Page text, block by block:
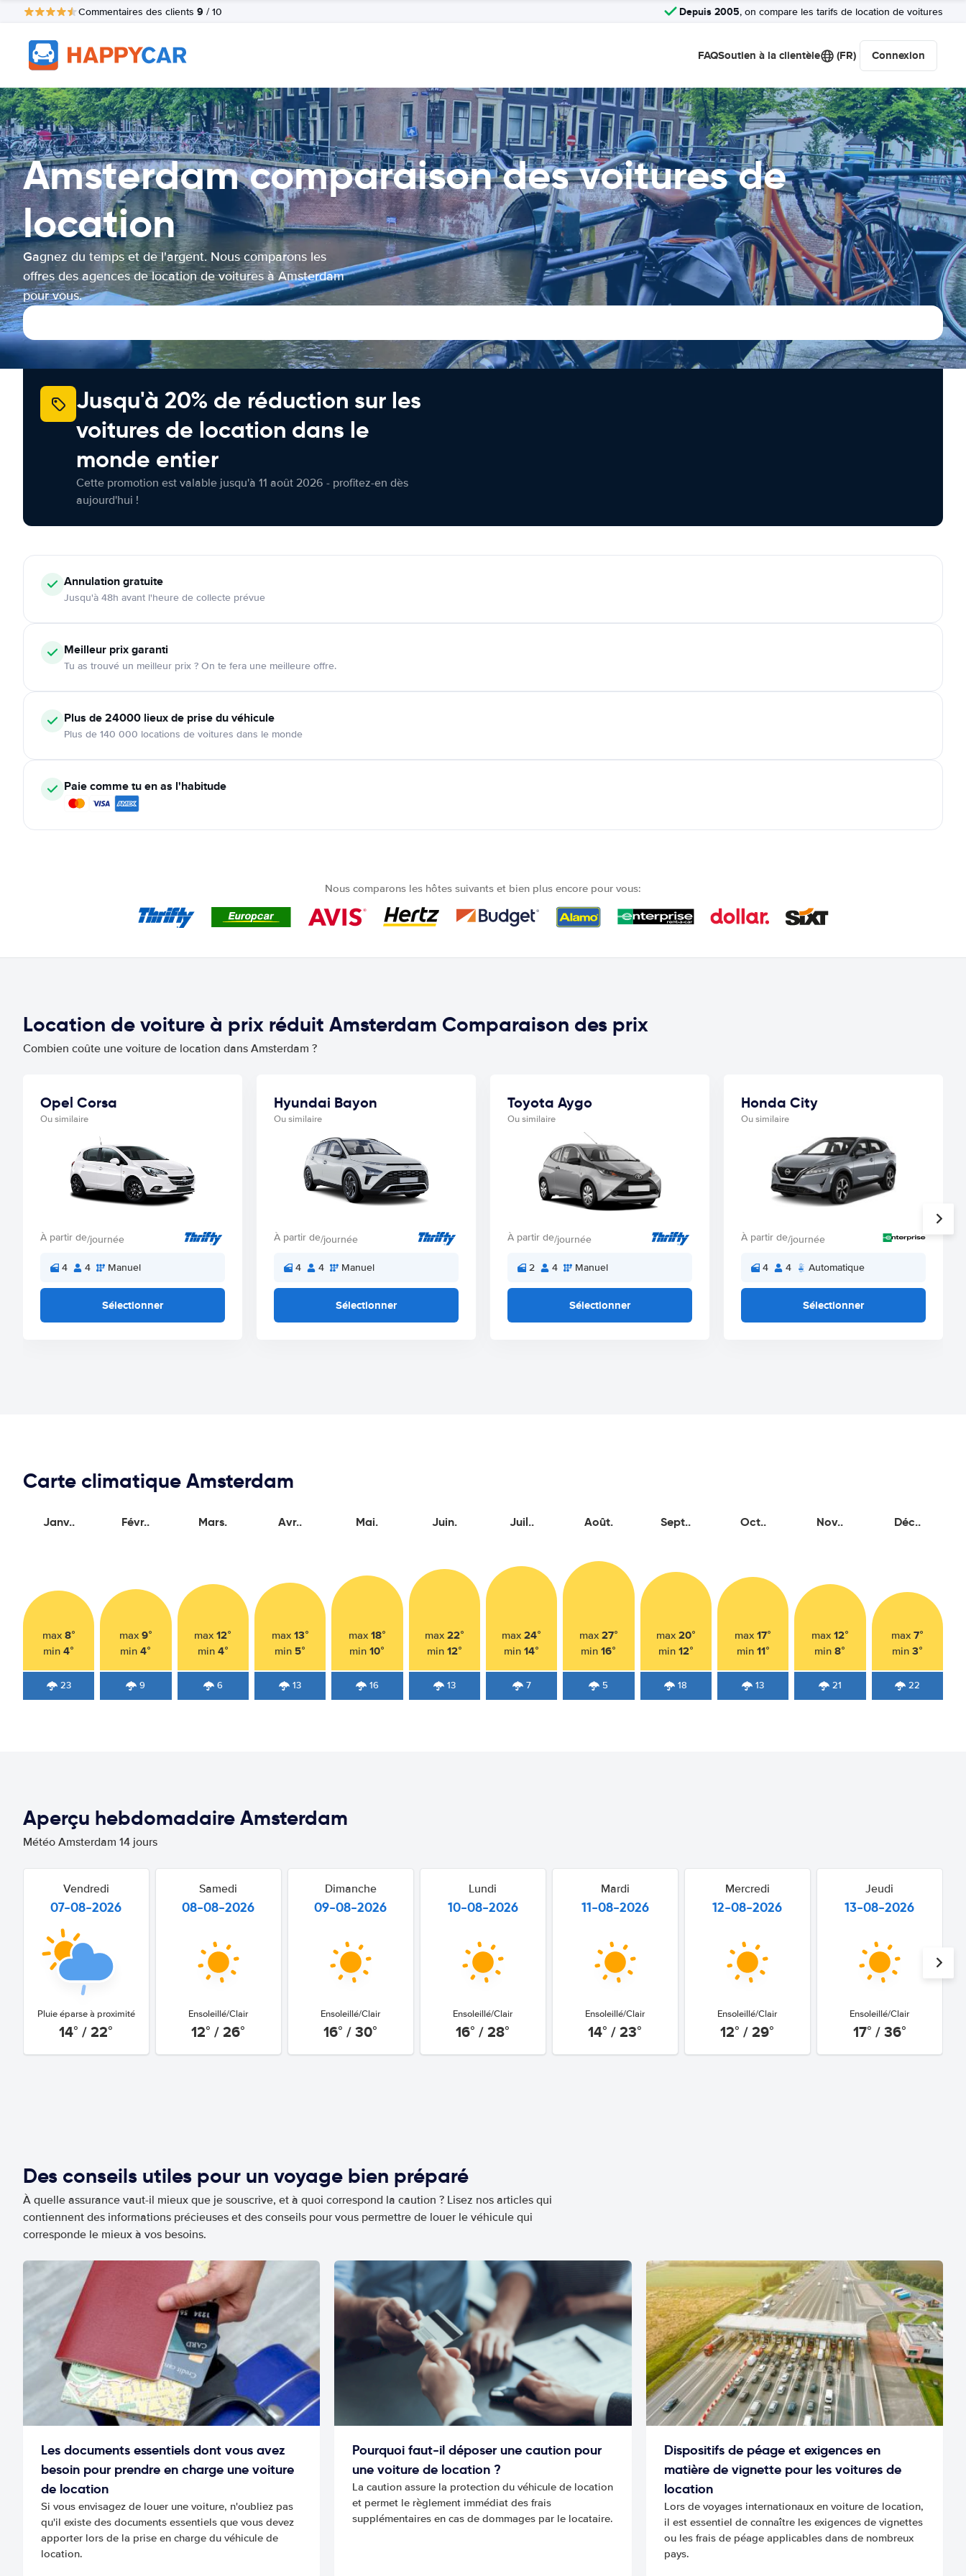
Commentaires des clients 9 / 10 Depuis 2005, on compare les tarifs de location de voitures
FAQSoutien à la clientèle (FR) Connexion
Amsterdam comparaison des voitures de
location
Gagnez du temps et de l'argent. Nous comparons les
offres des agences de location de voitures à Amsterdam
pour vous.
Jusqu'à 20% de réduction sur les
voitures de location dans le
monde entier
Cette promotion est valable jusqu'à 11 août 2026 - profitez-en dès
aujourd'hui !
Annulationgratuite
Jusqu'à 48h avant l'heure de collecte prévue
Meilleur prix garanti
Tu as trouvé un meilleur prix ? On te fera une meilleure offre.
Plus de 24000 lieux de prise du véhicule
Plus de 140 000 locations de voitures dans le monde
Paie comme tu en as l'habitude
Nous comparons les hôtes suivants et bien plus encore pour vous:
Location de voiture à prix réduit Amsterdam Comparaison des prix
Combien coûte une voiture de location dans Amsterdam ?
Opel Corsa
Ou similaire
À partir de/journée
4 4 Manuel
Sélectionner
Hyundai Bayon
Ou similaire
À partir de/journée
4 4 Manuel
Sélectionner
Toyota Aygo
Ou similaire
À partir de/journée
2 4 Manuel
Sélectionner
Honda City
Ou similaire
À partir de/journée
4 4 Automatique
Sélectionner
Carte climatique Amsterdam
Janv..
max 8°
min4°
23
Févr..
max 9°
min4°
9
Mars.
max12°
min 4°
6
Avr..
max 13°
min 5°
13
Mai.
max 18°
min10°
16
Juin.
max 22°
min 12°
13
Juil..
max24°
min14°
7
Août.
max 27°
min16°
5
Sept..
max 20°
min 12°
18
Oct..
max17°
min 11°
13
Nov..
max 12°
min8°
21
Déc..
max 7°
min 3°
22
Aperçu hebdomadaire Amsterdam
Météo Amsterdam 14 jours
Vendredi
07-08-2026
Pluie éparse à proximité
14° / 22°
Samedi
08-08-2026
Ensoleillé/Clair
12° / 26°
Dimanche
09-08-2026
Ensoleillé/Clair
16° / 30°
Lundi
10-08-2026
Ensoleillé/Clair
16° / 28°
Mardi
11-08-2026
Ensoleillé/Clair
14° / 23°
Mercredi
12-08-2026
Ensoleillé/Clair
12° / 29°
Jeudi
13-08-2026
Ensoleillé/Clair
17° / 36°
Des conseils utiles pour un voyage bien préparé
À quelle assurance vaut-il mieux que je souscrive, et à quoi correspond la caution ? Lisez nos articles qui
contiennent des informations précieuses et des conseils pour vous permettre de louer le véhicule qui
corresponde le mieux à vos besoins.
Les documents essentiels dont vous avez
besoin pour prendre en charge une voiture
de location
Si vous envisagez de louer une voiture, n'oubliez pas
qu'il existe des documents essentiels que vous devez
apporter lors de la prise en charge du véhicule de
location.
Pourquoi faut-il déposer une caution pour
une voiture de location ?
La caution assure la protection du véhicule de location
et permet le règlement immédiat des frais
supplémentaires en cas de dommages par le locataire.
Dispositifs de péage et exigences en
matière de vignette pour les voitures de
location
Lors de voyages internationaux en voiture de location,
il est essentiel de connaître les exigences de vignettes
ou les frais de péage applicables dans de nombreux
pays.